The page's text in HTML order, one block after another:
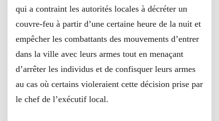
qui a contraint les autorités locales à décréter un
couvre-feu à partir d’une certaine heure de la nuit et
empêcher les combattants des mouvements d’entrer
dans la ville avec leurs armes tout en menaçant
d’arrêter les individus et de confisquer leurs armes
au cas où certains violeraient cette décision prise par
le chef de l’exécutif local.